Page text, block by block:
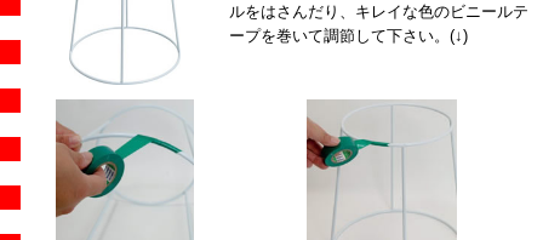
ルをはさんだり、キレイな色のビニールテ
ープを巻いて調節して下さい。(↓)